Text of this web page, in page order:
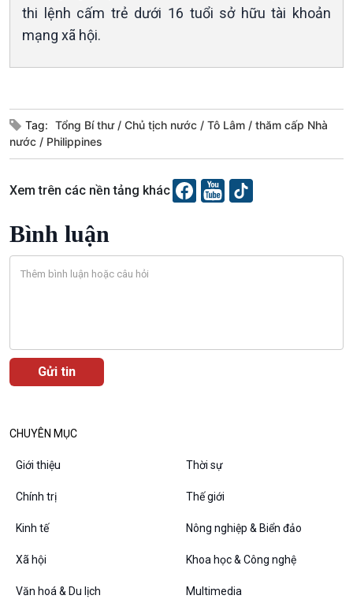
10 phút Sự kiện - Luận bàn
Dòng chảy sự kiện
Đối thoại
Diễn đàn chủ nhật
VOV1 đặc biệt
Chân dung cuộc sống
Các chương trình đặc biệt
thi lệnh cấm trẻ dưới 16 tuổi sở hữu tài khoản
mạng xã hội.
Tag: Tổng Bí thư Chủ tịch nước Tô Lâm
thăm cấp Nhà
nước
Philippines
Xem trên các nền tảng khác
Bình luận
CHUYÊN MỤC
Giới thiệu Thời sự
Chính trị Thế giới
Kinh tế Nông nghiệp & Biển đảo
Xã hội Khoa học & Công nghệ
Văn hoá & Du lịch Multimedia